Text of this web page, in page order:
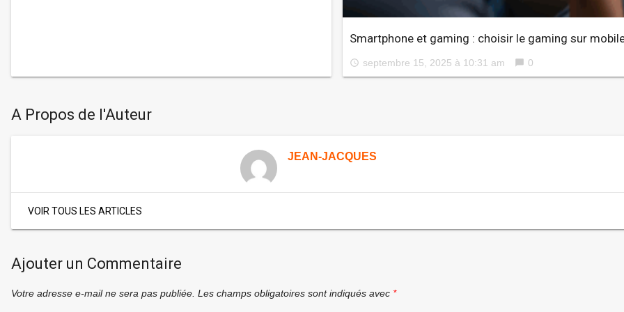
Smartphone et gaming : choisir le gaming sur
access_time septembre 15, 2025 à 10:31 am 0
A Propos de l'Auteur
JEAN-JACQUES
VOIR TOUS LES ARTICLES
Ajouter un Commentaire
Votre adresse e-mail ne sera pas publiée. Les champs obligatoires sont indiqués avec *